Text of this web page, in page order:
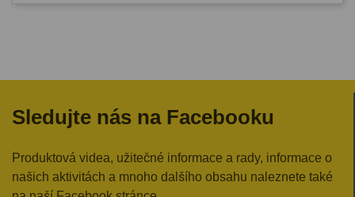
Sledujte nás na Facebooku
Produktová videa, užitečné informace a rady, informace o
našich aktivitách a mnoho dalšího obsahu naleznete také